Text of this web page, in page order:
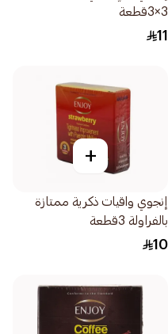
3×3قطعة
11
+
إنجوي واقيات ذكرية ممتازة
بالفراولة 3قطعة
10